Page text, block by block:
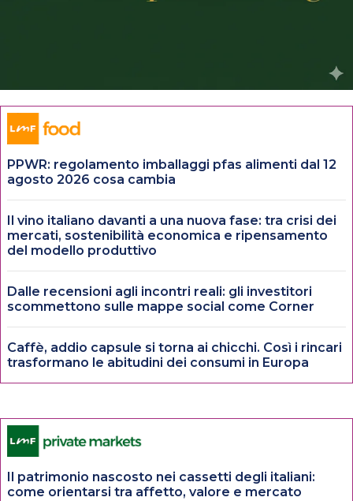
PPWR: regolamento imballaggi pfas alimenti dal 12
agosto 2026 cosa cambia
Il vino italiano davanti a una nuova fase: tra crisi dei
mercati, sostenibilità economica e ripensamento
del modello produttivo
Dalle recensioni agli incontri reali: gli investitori
scommettono sulle mappe social come Corner
Caffè, addio capsule si torna ai chicchi. Così i rincari
trasformano le abitudini dei consumi in Europa
Il patrimonio nascosto nei cassetti degli italiani:
come orientarsi tra affetto, valore e mercato